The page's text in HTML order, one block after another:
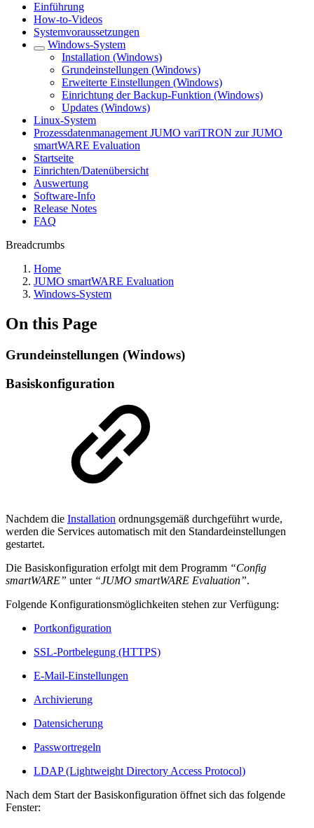
Einführung
How-to-Videos
Systemvoraussetzungen
Windows-System
Installation (Windows)
Grundeinstellungen (Windows)
Erweiterte Einstellungen (Windows)
Einrichtung der Backup-Funktion (Windows)
Updates (Windows)
Linux-System
Prozessdatenmanagement JUMO variTRON zur JUMO
smartWARE Evaluation
Startseite
Einrichten/Datenübersicht
Auswertung
Software-Info
Release Notes
FAQ
Breadcrumbs
Home
JUMO smartWARE Evaluation
Windows-System
On this Page
Grundeinstellungen (Windows)
Basiskonfiguration
Nachdem die Installation ordnungsgemäß durchgeführt wurde,
werden die Services automatisch mit den Standardeinstellungen
gestartet.
Die Basiskonfiguration erfolgt mit dem Programm “Config
smartWARE” unter “JUMO smartWARE Evaluation”.
Folgende Konfigurationsmöglichkeiten stehen zur Verfügung:
Portkonfiguration
SSL-Portbelegung (HTTPS)
E-Mail-Einstellungen
Archivierung
Datensicherung
Passwortregeln
LDAP (Lightweight Directory Access Protocol)
Nach dem Start der Basiskonfiguration öffnet sich das folgende
Fenster: